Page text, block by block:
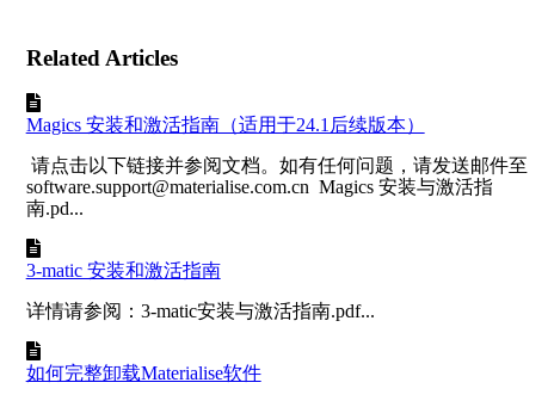
Related Articles
Magics 安装和激活指南（适用于24.1后续版本）
请点击以下链接并参阅文档。如有任何问题，请发送邮件至
software.support@materialise.com.cn Magics 安装与激活指
南.pd...
3-matic 安装和激活指南
详情请参阅：3-matic安装与激活指南.pdf...
如何完整卸载Materialise软件